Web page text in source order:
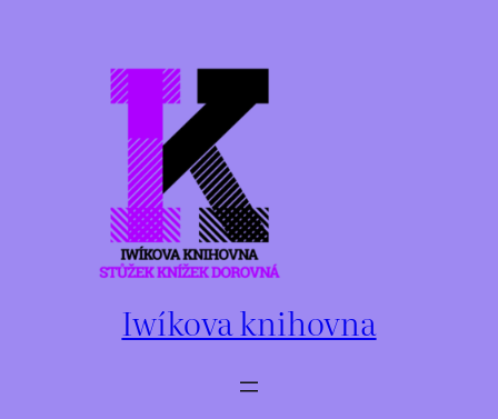
Iwíkova knihovna